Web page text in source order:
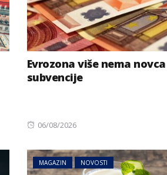
Evrozona više nema
subvencije
Posted
06/08/2026
MAGAZIN NOVOSTI
iz
leđa,
VIDEO
NOVOSTI SVIJET
Mali
obećanja –